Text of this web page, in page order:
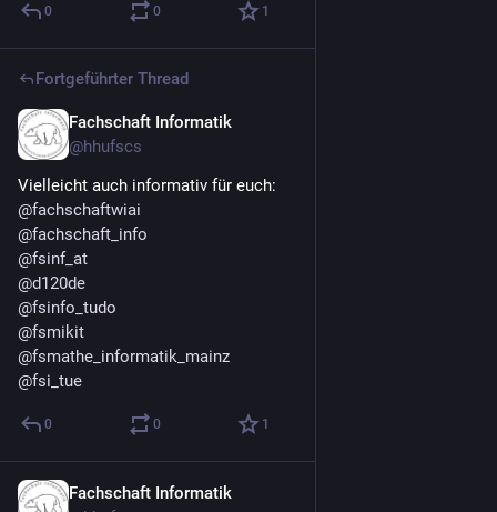
0 0 1
Fortgeführter Thread
Fachschaft Informatik
@hhufscs
Vielleicht auch informativ für euch:
@fachschaftwiai
@fachschaft_info
@fsinf_at
@d120de
@fsinfo_tudo
@fsmikit
@fsmathe_informatik_mainz
@fsi_tue
0 0 1
Fachschaft Informatik